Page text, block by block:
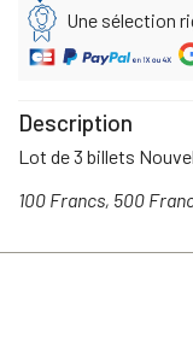
Une sélection
Description
Lot de 3 billets
100 Francs, 500